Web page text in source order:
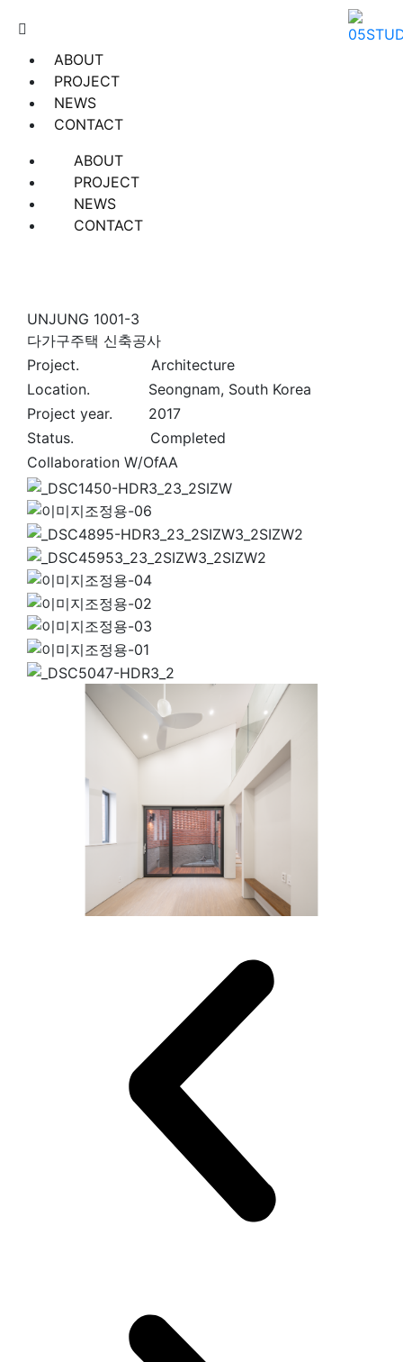
ABOUT
PROJECT
NEWS
CONTACT
ABOUT
PROJECT
NEWS
CONTACT
UNJUNG 1001-3
다가구주택 신축공사
Project. Architecture
Location. Seongnam, South Korea
Project year. 2017
Status. Completed
Collaboration W/OfAA